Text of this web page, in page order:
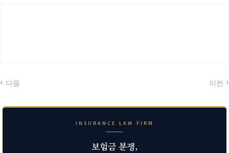
다음 이전
INSURANCE LAW FIRM
보험금 분쟁,